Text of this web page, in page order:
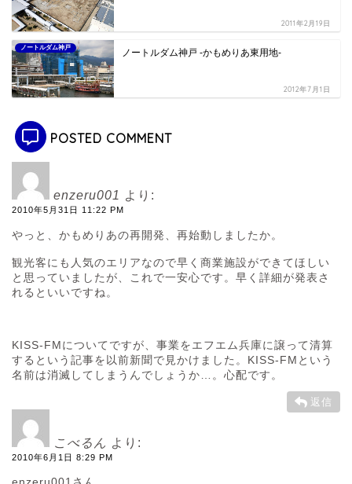
2011年2月19日
ノートルダム神戸 ノートルダム神戸 -かもめりあ東用地-
2012年7月1日
POSTED COMMENT
enzeru001 より:
2010年5月31日 11:22 PM
やっと、かもめりあの再開発、再始動しましたか。
観光客にも人気のエリアなので早く商業施設ができてほしい
と思っていましたが、これで一安心です。早く詳細が発表さ
れるといいですね。
KISS-FMについてですが、事業をエフエム兵庫に譲って清算
するという記事を以前新聞で見かけました。KISS-FMという
名前は消滅してしまうんでしょうか…。心配です。
返信
こべるん より:
2010年6月1日 8:29 PM